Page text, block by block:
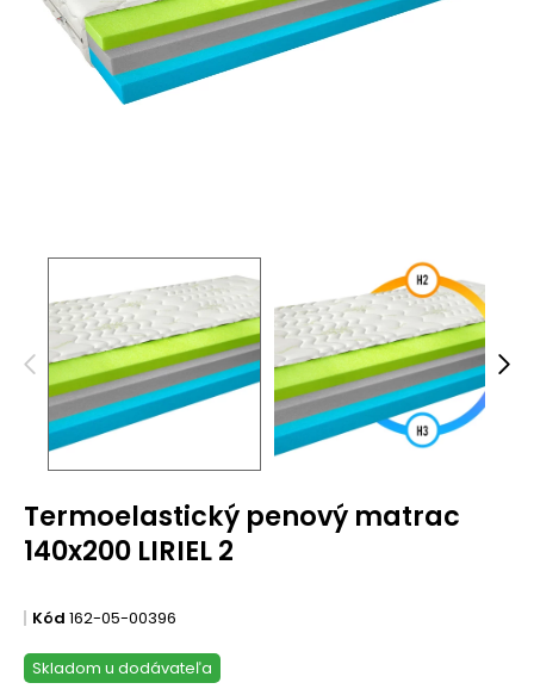
Termoelastický penový matrac
140x200 LIRIEL 2
Kód 162-05-00396
Skladom u dodávateľa